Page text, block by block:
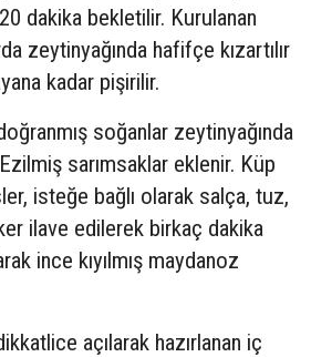
dakika bekletilir. Kurulanan
zeytinyağında hafifçe kızartılır
kadar pişirilir.
soğanlar zeytinyağında
sarımsaklar eklenir. Küp
isteğe bağlı olarak salça, tuz,
ilave edilerek birkaç dakika
ince kıyılmış maydanoz
açılarak hazırlanan iç